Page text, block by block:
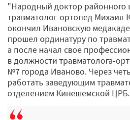
"Народный доктор районного
травматолог-ортопед Михаил
окончил Ивановскую
прошел ординатуру по
а после начал свое
в должности травматолога-
№7 города Иваново. Через
работать заведующим
отделением Кинешемской ЦРБ.